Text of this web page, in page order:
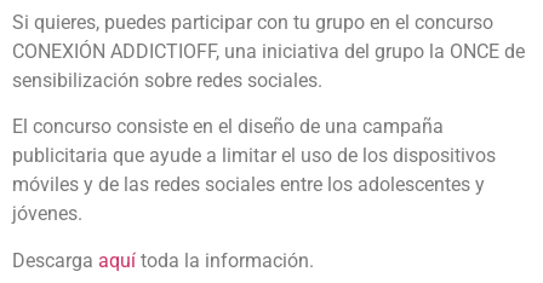
Si quieres, puedes participar con tu grupo en el concurso
CONEXIÓN ADDICTIOFF, una iniciativa del grupo la ONCE de
sensibilización sobre redes sociales.
El concurso consiste en el diseño de una campaña
publicitaria que ayude a limitar el uso de los dispositivos
móviles y de las redes sociales entre los adolescentes y
jóvenes.
Descarga aquí toda la información.